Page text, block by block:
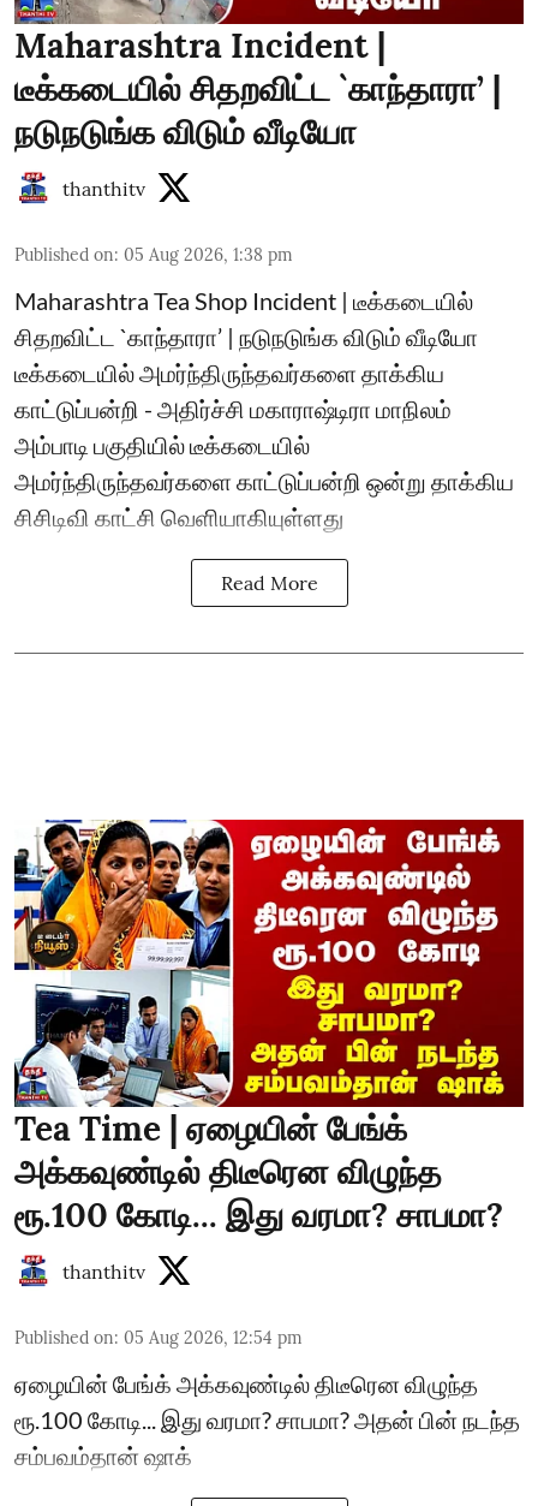
Maharashtra Incident |
டீக்கடையில் சிதறவிட்ட `காந்தாரா’ |
நடுநடுங்க விடும் வீடியோ
thanthitv
Published on: 05 Aug 2026, 1:38 pm
Maharashtra Tea Shop Incident | டீக்கடையில்
சிதறவிட்ட `காந்தாரா’ | நடுநடுங்க விடும் வீடியோ
டீக்கடையில் அமர்ந்திருந்தவர்களை தாக்கிய
காட்டுப்பன்றி - அதிர்ச்சி மகாராஷ்டிரா மாநிலம்
அம்பாடி பகுதியில் டீக்கடையில்
அமர்ந்திருந்தவர்களை காட்டுப்பன்றி ஒன்று தாக்கிய
சிசிடிவி காட்சி வெளியாகியுள்ளது
Read More
Tea Time | ஏழையின் பேங்க்
அக்கவுண்டில் திடீரென விழுந்த
ரூ.100 கோடி... இது வரமா? சாபமா?
thanthitv
Published on: 05 Aug 2026, 12:54 pm
ஏழையின் பேங்க் அக்கவுண்டில் திடீரென விழுந்த
ரூ.100 கோடி... இது வரமா? சாபமா? அதன் பின் நடந்த
சம்பவம்தான் ஷாக்